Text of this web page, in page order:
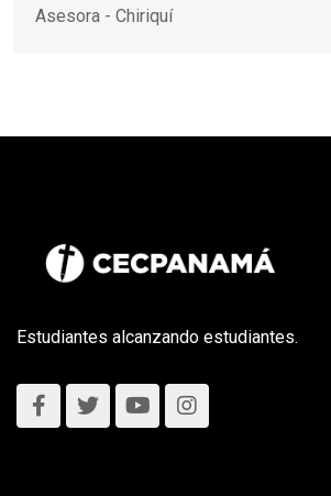
Asesora - Chiriquí
Estudiantes alcanzando estudiantes.